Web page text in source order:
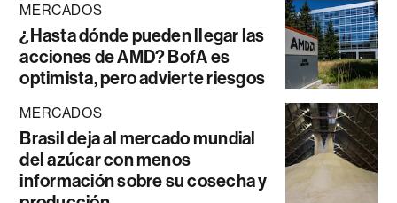
MERCADOS
¿Hasta dónde pueden llegar las
acciones de AMD? BofA es
optimista, pero advierte riesgos
MERCADOS
Brasil deja al mercado mundial
del azúcar con menos
información sobre su cosecha y